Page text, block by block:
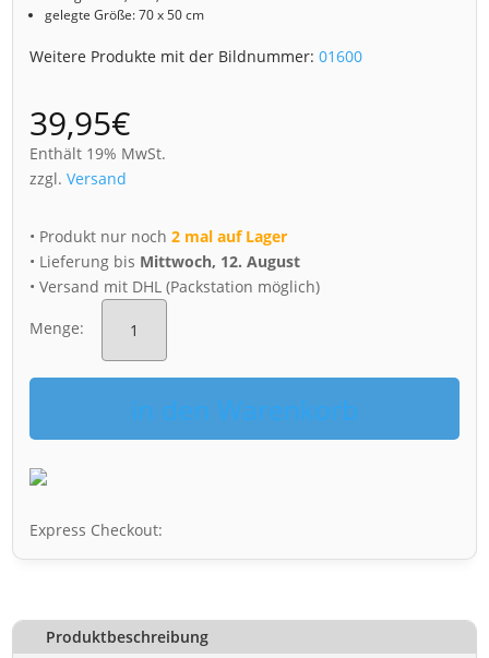
gelegte Größe: 70 x 50 cm
Weitere Produkte mit der Bildnummer:01600
39,95€
Enthält 19% MwSt.
zzgl.Versand
• Produkt nur noch2 mal auf Lager
• Lieferung bis Mittwoch, 12. August
• Versand mit DHL (Packstation möglich)
Menge:
Puzzle
Striezelmarkt
in den Warenkorb
Express Checkout:
Produktbeschreibung